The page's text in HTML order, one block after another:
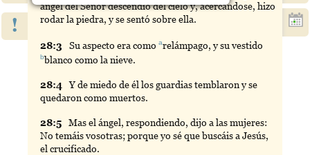
!
ángel del Señor descendió del cielo y, acercándose, hizo
rodar la piedra, y se sentó sobre ella.
28:3 Su aspecto era comoarelámpago, y su vestido
bblanco como la nieve.
28:4 Yde miedo de él los guardias temblaron y se
quedaron como muertos.
28:5 Masel ángel, respondiendo, dijo a las mujeres:
No temáis vosotras; porque yo sé que buscáis a Jesús,
el crucificado.